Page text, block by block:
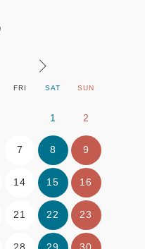
FRI SAT SUN
1 2
7 8 9
14 15 16
21 22 23